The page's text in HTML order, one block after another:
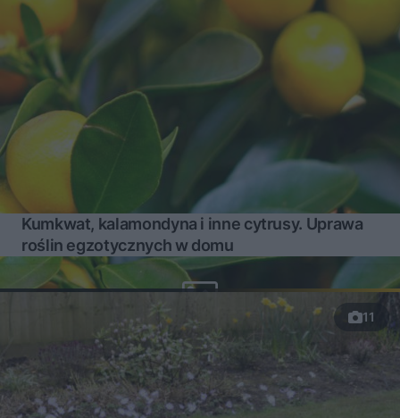
Kumkwat, kalamondyna i inne cytrusy. Uprawa
roślin egzotycznych w domu
11